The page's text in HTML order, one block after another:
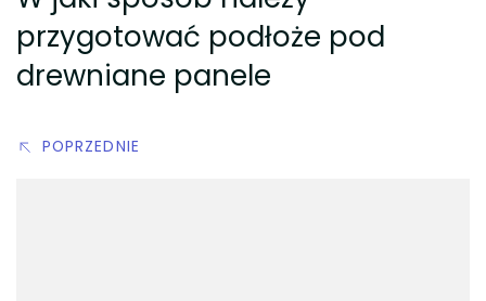
przygotować podłoże pod
drewniane panele
POPRZEDNIE